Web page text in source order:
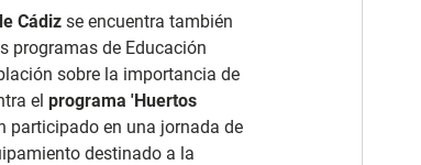
Cádiz se encuentra también
programas de Educación
sobre la importancia de
el programa 'Huertos
participado en una jornada de
destinado a la